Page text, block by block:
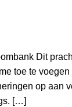
Dit
toe te
op aan
[…]